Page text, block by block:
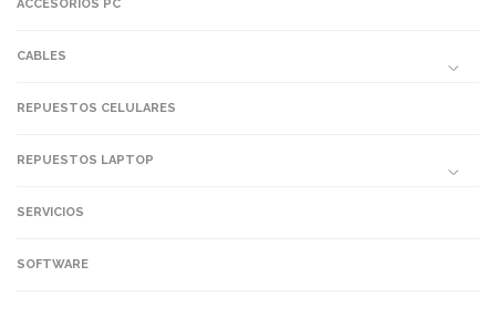
ACCESORIOS PC
CABLES
REPUESTOS CELULARES
REPUESTOS LAPTOP
SERVICIOS
SOFTWARE